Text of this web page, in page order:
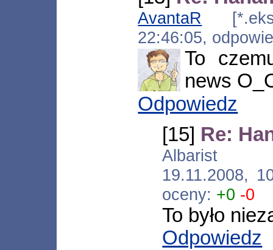
AvantaR
22:46:05,
To
news
Odpowiedz
[15] Re:
Albarist
19.11.2008,
oceny: +0 -0
To było
Odpowiedz